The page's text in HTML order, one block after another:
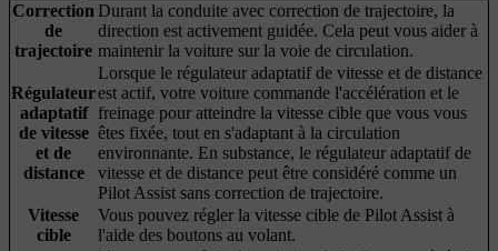
Correction
de
trajectoire
Durant la conduite avec correction de trajectoire, la
direction est activement guidée. Cela peut vous aider à
maintenir la voiture sur la voie de circulation.
Régulateur
adaptatif
de vitesse
et de
distance
Lorsque le régulateur adaptatif de vitesse et de distance
est actif, votre voiture commande l'accélération et le
freinage pour atteindre la vitesse cible que vous vous
êtes fixée, tout en s'adaptant à la circulation
environnante. En substance, le régulateur adaptatif de
vitesse et de distance peut être considéré comme un
Pilot Assist sans correction de trajectoire.
Vitesse
cible
Vous pouvez régler la vitesse cible de Pilot Assist à
l'aide des boutons au volant.